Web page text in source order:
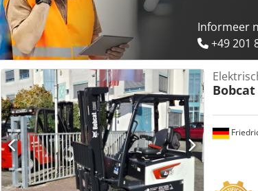
Informeer
+49 201
Bobcat